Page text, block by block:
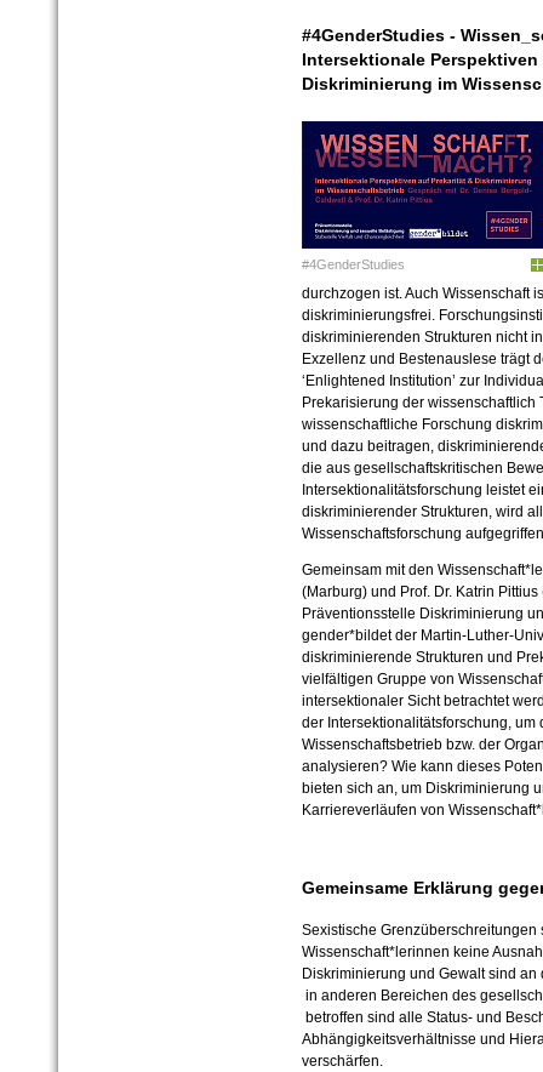
#4GenderStudies -
Intersektionale
Diskriminierung im
#4GenderStudies
durchzogen ist. Auch Wissenschaft
diskriminierungsfrei.
diskriminierenden Strukturen nicht
Exzellenz und Bestenauslese trägt
‘Enlightened Institution’ zur
Prekarisierung der wissenschaftlich
wissenschaftliche Forschung
und dazu beitragen,
die aus gesellschaftskritischen
Intersektionalitätsforschung leistet
diskriminierender Strukturen, wird
Wissenschaftsforschung
Gemeinsam mit den
(Marburg) und Prof. Dr. Katrin
Präventionsstelle Diskriminierung
gender*bildet der Martin-Luther-
diskriminierende Strukturen und
vielfältigen Gruppe von
intersektionaler Sicht betrachtet
der Intersektionalitätsforschung,
Wissenschaftsbetrieb bzw. der
analysieren? Wie kann dieses
bieten sich an, um Diskriminierung
Karriereverläufen von
Gemeinsame Erklärung
Sexistische Grenzüberschreitungen
Wissenschaft*lerinnen keine
Diskriminierung und Gewalt sind
in anderen Bereichen des
betroffen sind alle Status- und
Abhängigkeitsverhältnisse und
verschärfen.